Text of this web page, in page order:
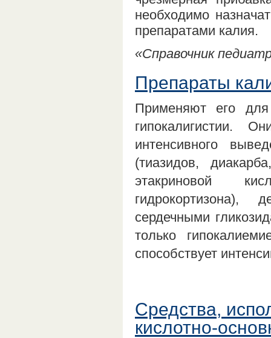
необходимо
препаратами калия.
«Справочник
Препараты
Применяют его для
гипокалигистии.
интенсивного
(тиазидов,
этакриновой
гидрокортизона),
сердечными
только
способствует
Средства,
кислотно-